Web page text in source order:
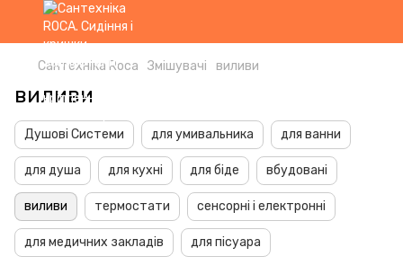
Сантехніка Roca Змішувачі виливи
виливи
Душові Системи для умивальника для ванни
для душа для кухні для біде вбудовані
виливи термостати сенсорні і електронні
для медичних закладів для пісуара